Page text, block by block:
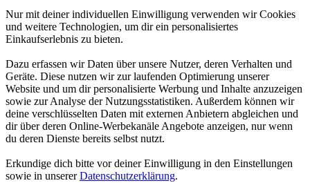
Nur mit deiner individuellen Einwilligung verwenden wir Cookies
und weitere Technologien, um dir ein personalisiertes
Einkaufserlebnis zu bieten.
Dazu erfassen wir Daten über unsere Nutzer, deren Verhalten und
Geräte. Diese nutzen wir zur laufenden Optimierung unserer
Website und um dir personalisierte Werbung und Inhalte anzuzeigen
sowie zur Analyse der Nutzungsstatistiken. Außerdem können wir
deine verschlüsselten Daten mit externen Anbietern abgleichen und
dir über deren Online-Werbekanäle Angebote anzeigen, nur wenn
du deren Dienste bereits selbst nutzt.
Erkundige dich bitte vor deiner Einwilligung in den Einstellungen
sowie in unsererDatenschutzerklärung.